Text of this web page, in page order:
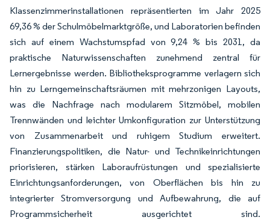
Klassenzimmerinstallationen repräsentierten im Jahr 2025
69,36 % der Schulmöbelmarktgröße, und Laboratorien befinden
sich auf einem Wachstumspfad von 9,24 % bis 2031, da
praktische Naturwissenschaften zunehmend zentral für
Lernergebnisse werden. Bibliotheksprogramme verlagern sich
hin zu Lerngemeinschaftsräumen mit mehrzonigen Layouts,
was die Nachfrage nach modularem Sitzmöbel, mobilen
Trennwänden und leichter Umkonfiguration zur Unterstützung
von Zusammenarbeit und ruhigem Studium erweitert.
Finanzierungspolitiken, die Natur- und Technikeinrichtungen
priorisieren, stärken Laboraufrüstungen und spezialisierte
Einrichtungsanforderungen, von Oberflächen bis hin zu
integrierter Stromversorgung und Aufbewahrung, die auf
Programmsicherheit ausgerichtet sind.